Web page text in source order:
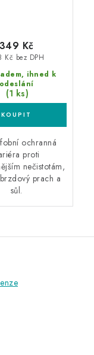
ihned k
odeslání
(1 ks)
Kč bez DPH
349 Kč
ochranná
proti
nečistotám,
prach a
sůl.